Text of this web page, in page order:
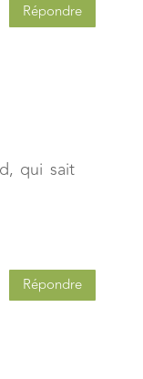
Répondre
qui sait
Répondre